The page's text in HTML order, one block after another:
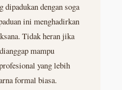
dengan soga
ini menghadirkan
Tidak heran jika
mampu
yang lebih
formal biasa.